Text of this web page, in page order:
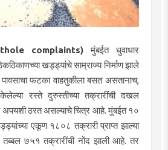
complaints) मुंबईत धुवाधार
खड्ड्यांचे साम्राज्य निर्माण झाले
फटका वाहतुकीला बसत असतानाच,
रस्ते दुरुस्तीच्या तक्रारींची दखल
अपयशी ठरत असल्याचे चित्र आहे. मुंबईत १०
एकूण १८०८ तक्रारी प्राप्त झाल्या
तब्बल ७५१ तक्रारींची नोंद झाली आहे. तर